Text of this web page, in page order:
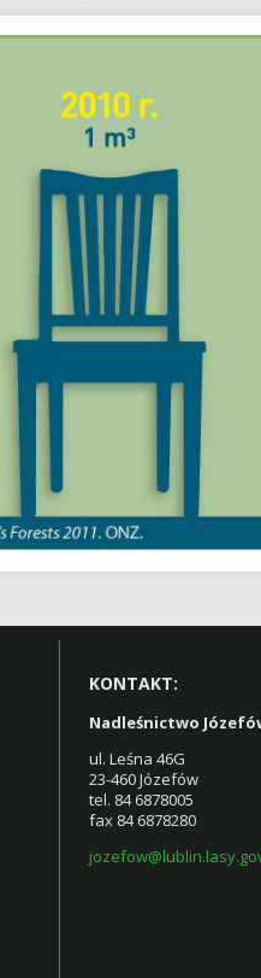
KONTAKT:
Nadleśnictwo
ul. Leśna 46G
23-460 Józefów
tel. 84 6878005
fax 84 6878280